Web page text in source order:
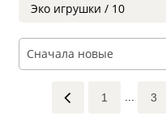
Эко игрушки / 10
1 3